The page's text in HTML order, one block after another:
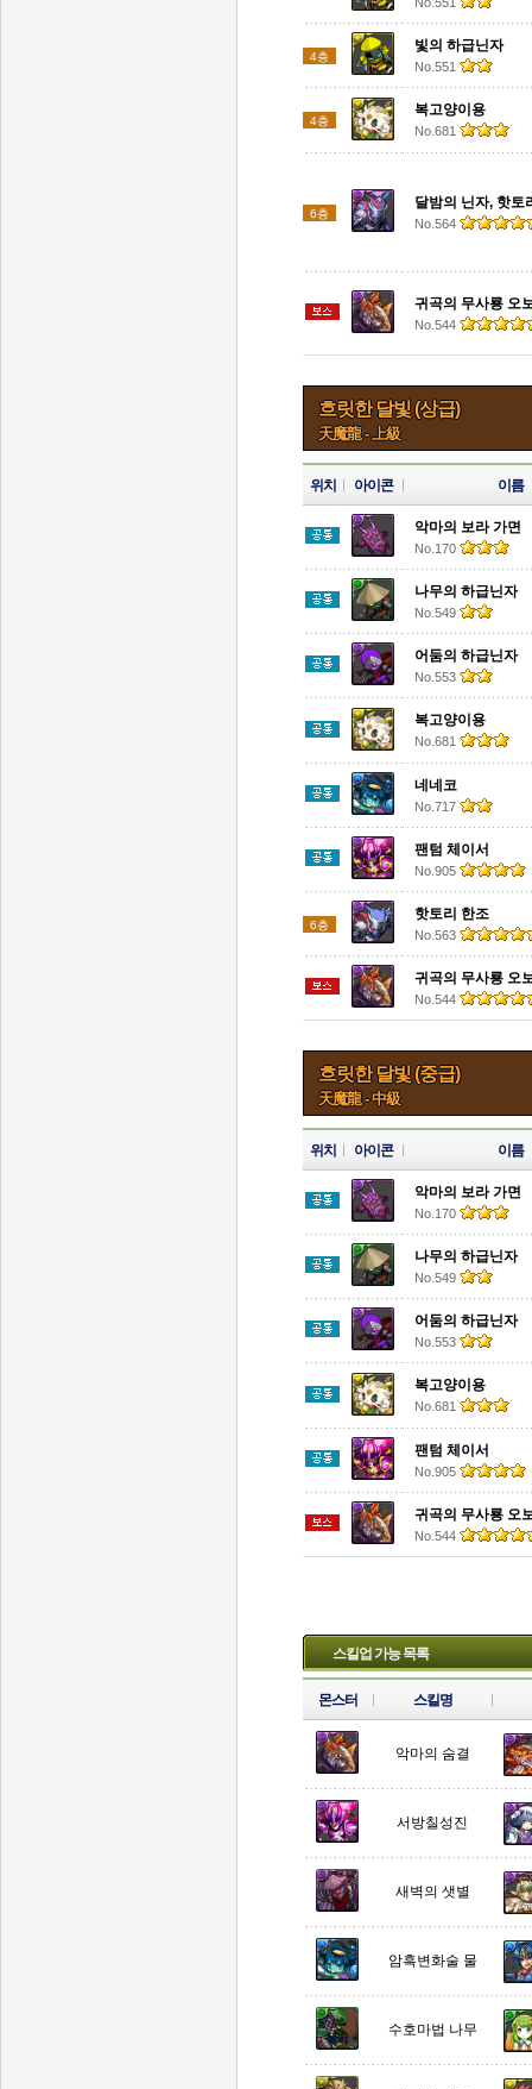
4층
빛의 하급닌자
No.551
4층
복고양이용
No.681
6층
달밤의 닌자, 핫토
No.564
귀곡의 무사룡 오
No.544
흐릿한 달빛 (상급)
天魔龍 - 上級
위치 아이콘 이름
악마의 보라 가면
No.170
나무의 하급닌자
No.549
어둠의 하급닌자
No.553
복고양이용
No.681
네네코
No.717
팬텀 체이서
No.905
6층
핫토리 한조
No.563
귀곡의 무사룡 오
No.544
흐릿한 달빛 (중급)
天魔龍 - 中級
위치 아이콘 이름
악마의 보라 가면
No.170
나무의 하급닌자
No.549
어둠의 하급닌자
No.553
복고양이용
No.681
팬텀 체이서
No.905
귀곡의 무사룡 오
No.544
스킬업 가능 목록
몬스터 스킬명
악마의 숨결
서방칠성진
새벽의 샛별
암흑변화술 물
수호마법 나무